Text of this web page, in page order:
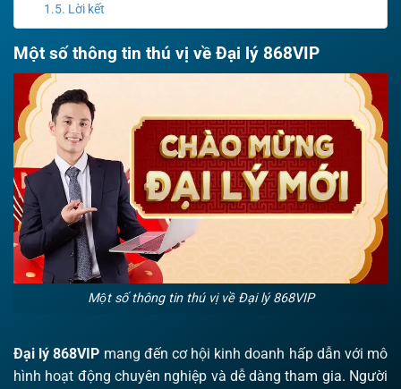
Lời kết
Một số thông tin thú vị về Đại lý 868VIP
Một số thông tin thú vị về Đại lý 868VIP
Đại lý 868VIP mang đến cơ hội kinh doanh hấp dẫn với mô
hình hoạt động chuyên nghiệp và dễ dàng tham gia. Người